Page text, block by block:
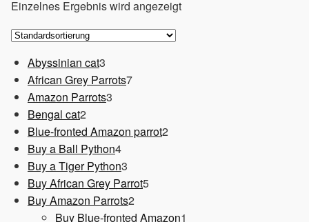
Einzelnes Ergebnis wird angezeigt
Abyssinian cat3
Produkte
African Grey Parrots77
Amazon Parrots3
Bengal cat22
Produkte
Blue-fronted Amazon parrot22
Buy a Ball Python44
Produkte
Buy a Tiger Python3
Produkte
Buy African Grey Parrot55
Buy Amazon Parrots22
Produkte
Buy Blue-fronted Amazon1